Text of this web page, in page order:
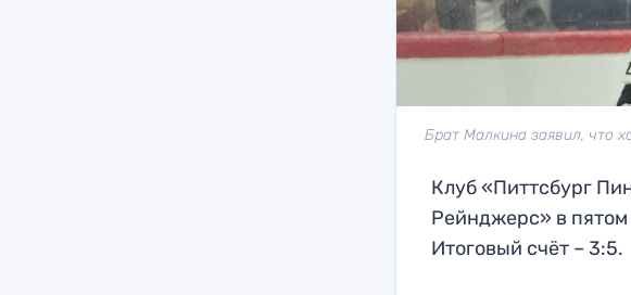
Брат Малкина заявил, что
Клуб «Питтсбург
Рейнджерс» в пятом
Итоговый счёт – 3:5.